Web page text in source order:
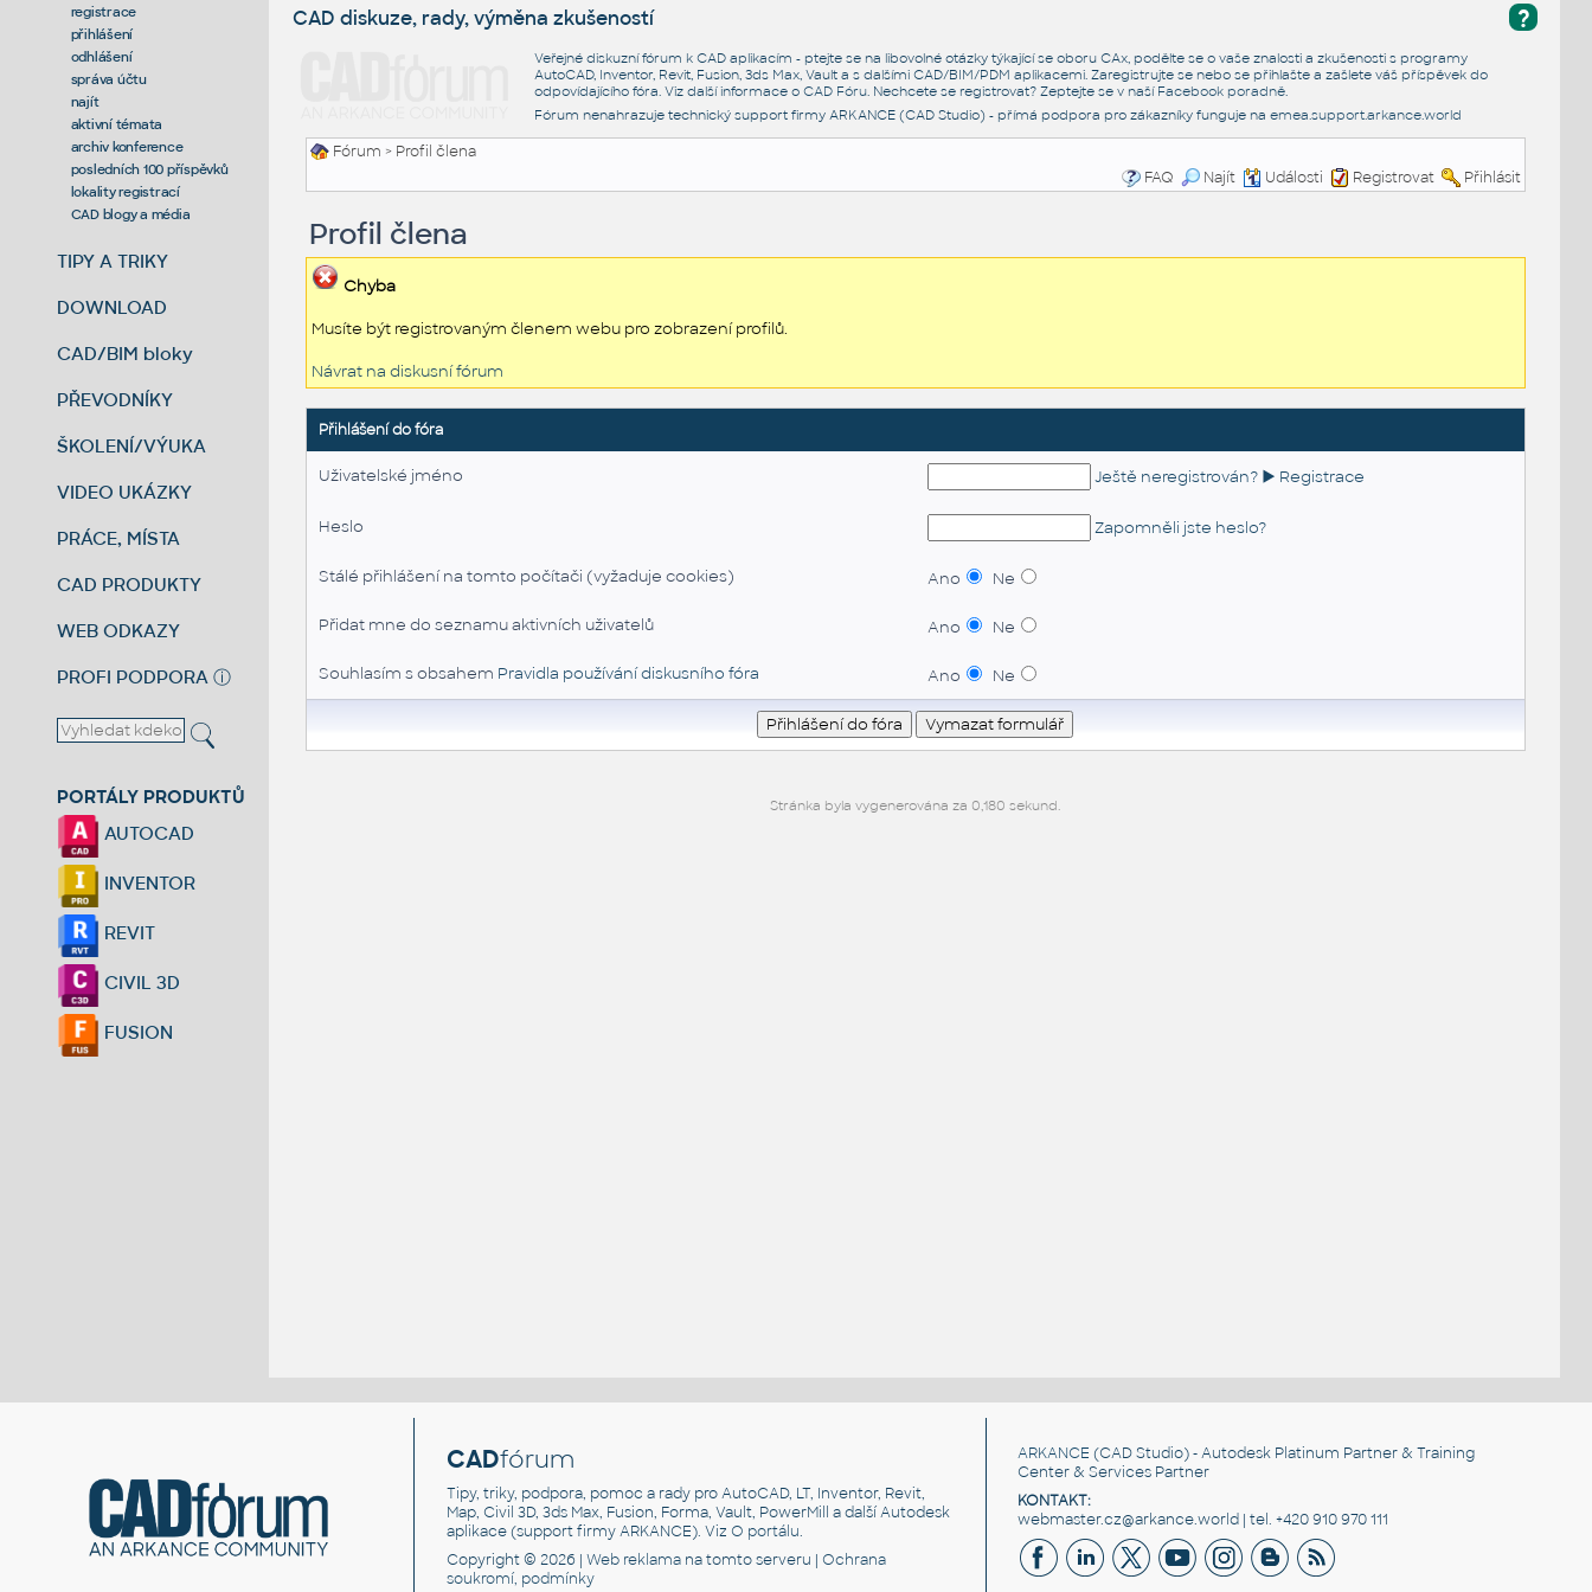
registrace
přihlášení
odhlášení
správa účtu
najít
aktivní témata
archiv konference
posledních 100 příspěvků
lokality registrací
CAD blogy a média
TIPY A TRIKY
DOWNLOAD
CAD/BIM bloky
PŘEVODNÍKY
ŠKOLENÍ/VÝUKA
VIDEO UKÁZKY
PRÁCE, MÍSTA
CAD PRODUKTY
WEB ODKAZY
PROFI PODPORA ⓘ
PORTÁLY PRODUKTŮ
AUTOCAD
INVENTOR
REVIT
CIVIL 3D
FUSION
?
CAD diskuze, rady, výměna zkušeností
Veřejné diskuzní fórum k CAD aplikacím - ptejte se na libovolné otázky týkající se oboru CAx, podělte se o vaše znalosti a zkušenosti s programy
AutoCAD, Inventor, Revit, Fusion, 3ds Max, Vault a s dalšími CAD/BIM/PDM aplikacemi. Zaregistrujte se nebo se přihlašte a zašlete váš příspěvek do
odpovídajícího fóra. Viz další informace o CAD Fóru. Nechcete se registrovat? Zeptejte se v naší Facebook poradně.
Fórum nenahrazuje technický support firmy ARKANCE (CAD Studio) - přímá podpora pro zákazníky funguje na emea.support.arkance.world
Fórum > Profil člena
FAQ
Najít Události Registrovat Přihlásit
Profil člena
Chyba
Musíte být registrovaným členem webu pro zobrazení profilů.
Návrat na diskusní fórum
Přihlášení do fóra
Uživatelské jméno Ještě neregistrován? ► Registrace
Heslo Zapomněli jste heslo?
Stálé přihlášení na tomto počítači (vyžaduje cookies) Ano Ne
Přidat mne do seznamu aktivních uživatelů Ano Ne
Souhlasím s obsahem Pravidla používání diskusního fóra Ano Ne
Stránka byla vygenerována za 0,180 sekund.
CADfórum
Tipy, triky, podpora, pomoc a rady pro AutoCAD, LT, Inventor, Revit,
Map, Civil 3D, 3ds Max, Fusion, Forma, Vault, PowerMill a další Autodesk
aplikace (support firmy ARKANCE). VizO portálu.
Copyright © 2026 |Web reklama na tomto serveru |Ochrana
soukromí, podmínky
ARKANCE (CAD Studio) - Autodesk Platinum Partner & Training
Center & Services Partner
KONTAKT:
webmaster.cz@arkance.world | tel. +420 910 970 111